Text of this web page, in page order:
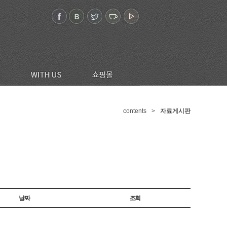
contents > 자료게시판
날짜 조회